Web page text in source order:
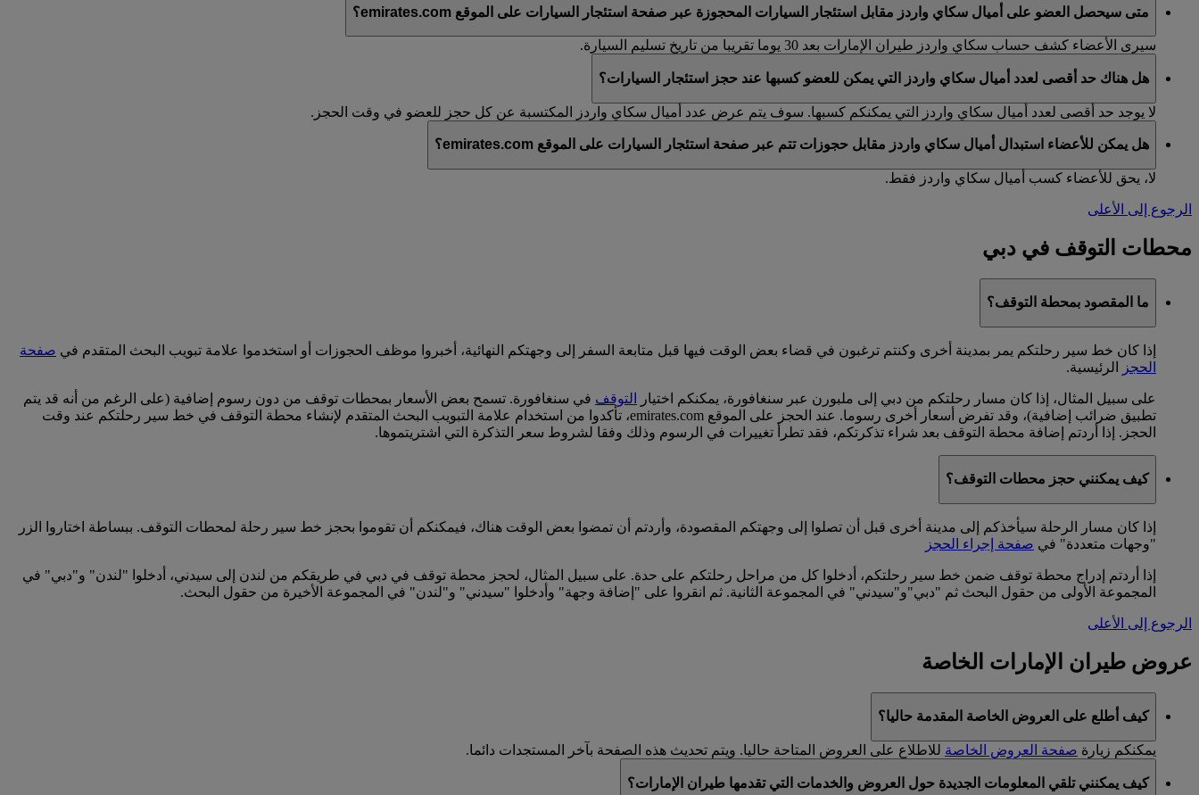
متى سيحصل العضو على أميال سكاي واردز مقابل استئجار السيارات المحجوزة عبر صفحة استئجار السيارات على الموقع emirates.com؟
سيرى الأعضاء كشف حساب سكاي واردز طيران الإمارات بعد 30 يوما تقريبا من تاريخ تسليم السيارة.
هل هناك حد أقصى لعدد أميال سكاي واردز التي يمكن للعضو كسبها عند حجز استئجار السيارات؟
لا يوجد حد أقصى لعدد أميال سكاي واردز التي يمكنكم كسبها. سوف يتم عرض عدد أميال سكاي واردز المكتسبة عن كل حجز للعضو في وقت الحجز.
هل يمكن للأعضاء استبدال أميال سكاي واردز مقابل حجوزات تتم عبر صفحة استئجار السيارات على الموقع emirates.com؟
لا، يحق للأعضاء كسب أميال سكاي واردز فقط.
الرجوع إلى الأعلى
محطات التوقف في دبي
ما المقصود بمحطة التوقف؟
إذا كان خط سير رحلتكم يمر بمدينة أخرى وكنتم ترغبون في قضاء بعض الوقت فيها قبل متابعة السفر إلى وجهتكم النهائية، أخبروا موظف الحجوزات أو استخدموا علامة تبويب البحث المتقدم في صفحة
الحجز
الرئيسية.
على سبيل المثال، إذا كان مسار رحلتكم من دبي إلى ملبورن عبر سنغافورة، يمكنكم اختيار التوقف في سنغافورة. تسمح بعض الأسعار بمحطات توقف من دون رسوم إضافية (على الرغم من أنه قد يتم
تطبيق ضرائب إضافية)، وقد تفرض أسعار أخرى رسوما. عند الحجز على الموقع emirates.com، تأكدوا من استخدام علامة التبويب البحث المتقدم لإنشاء محطة التوقف في خط سير رحلتكم عند وقت
الحجز. إذا أردتم إضافة محطة التوقف بعد شراء تذكرتكم، فقد تطرأ تغييرات في الرسوم وذلك وفقا لشروط سعر التذكرة التي اشتريتموها.
كيف يمكنني حجز محطات التوقف؟
إذا كان مسار الرحلة سيأخذكم إلى مدينة أخرى قبل أن تصلوا إلى وجهتكم المقصودة، وأردتم أن تمضوا بعض الوقت هناك، فيمكنكم أن تقوموا بحجز خط سير رحلة لمحطات التوقف. ببساطة اختاروا الزر
"وجهات متعددة" في صفحة إجراء الحجز
إذا أردتم إدراج محطة توقف ضمن خط سير رحلتكم، أدخلوا كل من مراحل رحلتكم على حدة. على سبيل المثال، لحجز محطة توقف في دبي في طريقكم من لندن إلى سيدني، أدخلوا "لندن" و"دبي" في
المجموعة الأولى من حقول البحث ثم "دبي"و"سيدني" في المجموعة الثانية. ثم انقروا على "إضافة وجهة" وأدخلوا "سيدني" و"لندن" في المجموعة الأخيرة من حقول البحث.
الرجوع إلى الأعلى
عروض طيران الإمارات الخاصة
كيف أطلع على العروض الخاصة المقدمة حاليا؟
يمكنكم زيارة صفحة العروض الخاصة للاطلاع على العروض المتاحة حاليا. ويتم تحديث هذه الصفحة بآخر المستجدات دائما.
كيف يمكنني تلقي المعلومات الجديدة حول العروض والخدمات التي تقدمها طيران الإمارات؟